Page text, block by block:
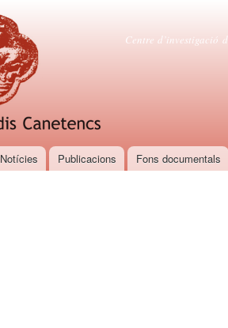
Centre
Centre
Notícies Publicacions Fons documentals